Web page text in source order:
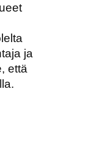
ja
että